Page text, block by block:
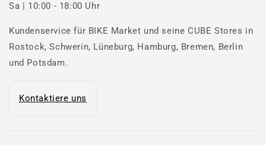
Sa | 10:00 - 18:00 Uhr
Kundenservice für BIKE Market und seine CUBE Stores in
Rostock, Schwerin, Lüneburg, Hamburg, Bremen, Berlin
und Potsdam.
Kontaktiere uns